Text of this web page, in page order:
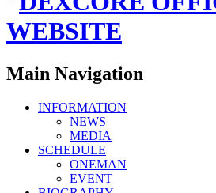
Main Navigation
INFORMATION
NEWS
MEDIA
SCHEDULE
ONEMAN
EVENT